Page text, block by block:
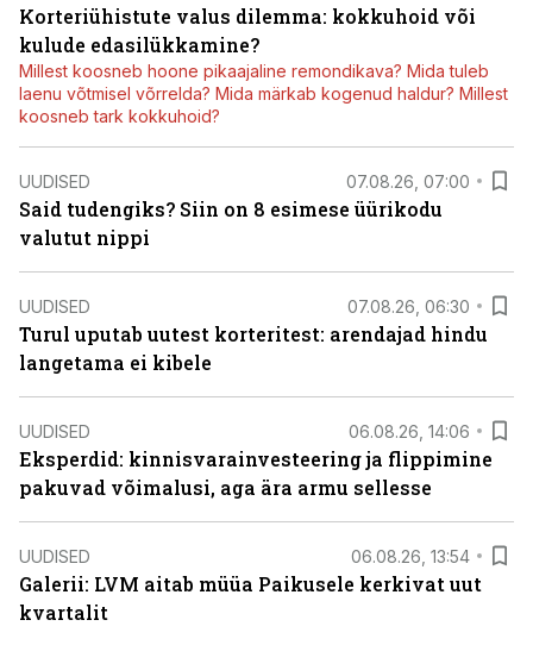
Korteriühistute valus dilemma: kokkuhoid või
kulude edasilükkamine?
Millest koosneb hoone pikaajaline remondikava? Mida tuleb
laenu võtmisel võrrelda? Mida märkab kogenud haldur? Millest
koosneb tark kokkuhoid?
UUDISED 07.08.26, 07:00
Said tudengiks? Siin on 8 esimese üürikodu
valutut nippi
UUDISED 07.08.26, 06:30
Turul uputab uutest korteritest: arendajad hindu
langetama ei kibele
UUDISED 06.08.26, 14:06
Eksperdid: kinnisvarainvesteering ja flippimine
pakuvad võimalusi, aga ära armu sellesse
UUDISED 06.08.26, 13:54
Galerii: LVM aitab müüa Paikusele kerkivat uut
kvartalit